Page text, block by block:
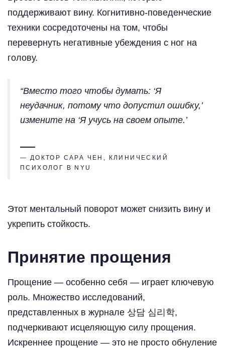
поддерживают вину. Когнитивно-поведенческие
техники сосредоточены на том, чтобы
перевернуть негативные убеждения с ног на
голову.
“Вместо того чтобы думать: ‘Я
неудачник, потому что допустил ошибку,’
измените на ‘Я учусь на своем опыте.’
— ДОКТОР САРА ЧЕН, КЛИНИЧЕСКИЙ
ПСИХОЛОГ В NYU
Этот ментальный поворот может снизить вину и
укрепить стойкость.
Принятие прощения
Прощение — особенно себя — играет ключевую
роль. Множество исследований,
представленных в журнале 상담 심리학,
подчеркивают исцеляющую силу прощения.
Искреннее прощение — это не просто обнуление